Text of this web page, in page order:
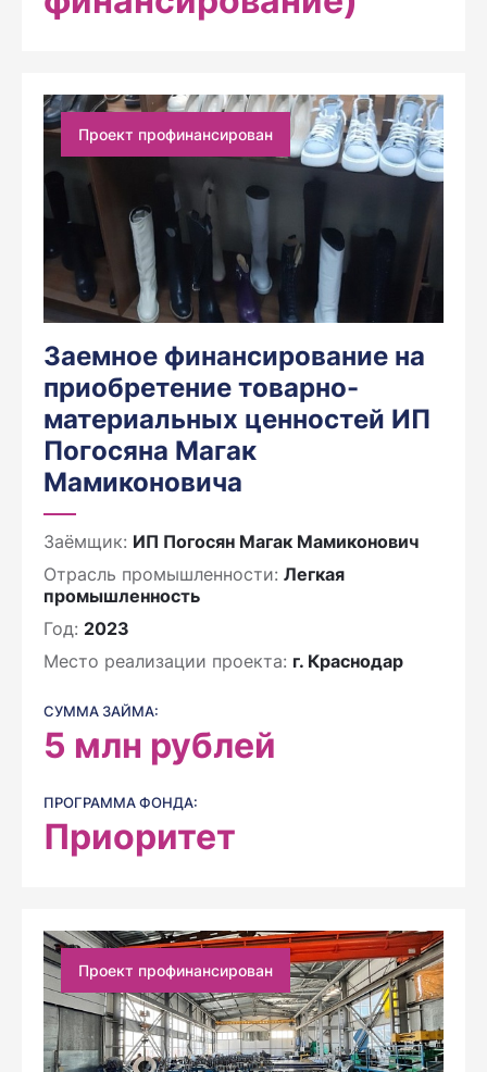
Проект профинансирован
Заемное финансирование на
приобретение товарно-
материальных ценностей ИП
Погосяна Магак
Мамиконовича
Заёмщик: ИП Погосян Магак Мамиконович
Отрасль промышленности: Легкая
промышленность
Год: 2023
Место реализации проекта: г. Краснодар
СУММА ЗАЙМА:
5 млн рублей
ПРОГРАММА ФОНДА:
Приоритет
Проект профинансирован